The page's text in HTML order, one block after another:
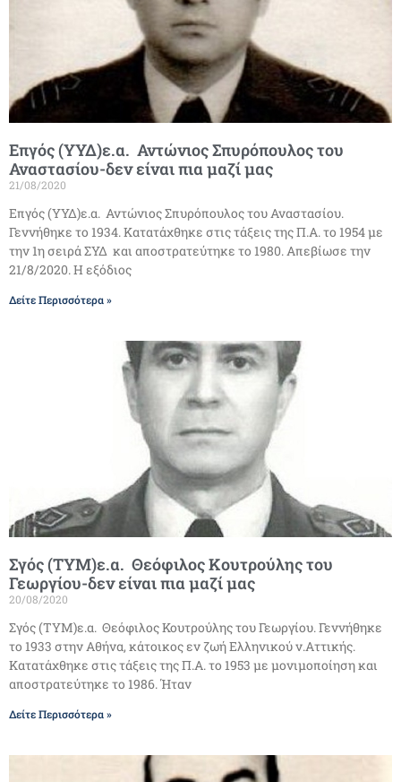
Επγός (ΥΥΔ)ε.α. Αντώνιος Σπυρόπουλος του
Αναστασίου-δεν είναι πια μαζί μας
21/08/2020
Επγός (ΥΥΔ)ε.α. Αντώνιος Σπυρόπουλος του Αναστασίου.
Γεννήθηκε το 1934. Κατατάχθηκε στις τάξεις της Π.Α. το 1954 με
την 1η σειρά ΣΥΔ και αποστρατεύτηκε το 1980. Απεβίωσε την
21/8/2020. Η εξόδιος
Δείτε Περισσότερα »
Σγός (ΤΥΜ)ε.α. Θεόφιλος Κουτρούλης του
Γεωργίου-δεν είναι πια μαζί μας
20/08/2020
Σγός (ΤΥΜ)ε.α. Θεόφιλος Κουτρούλης του Γεωργίου. Γεννήθηκε
το 1933 στην Αθήνα, κάτοικος εν ζωή Ελληνικού ν.Αττικής.
Κατατάχθηκε στις τάξεις της Π.Α. το 1953 με μονιμοποίηση και
αποστρατεύτηκε το 1986. Ήταν
Δείτε Περισσότερα »